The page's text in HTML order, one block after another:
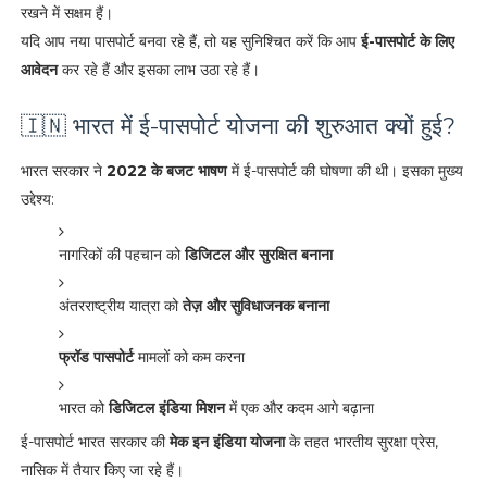
रखने में सक्षम हैं।
यदि आप नया पासपोर्ट बनवा रहे हैं, तो यह सुनिश्चित करें कि आपई-पासपोर्ट के लिए
आवेदनकर रहे हैं और इसका लाभ उठा रहे हैं।
🇮🇳 भारत में ई-पासपोर्ट योजना की शुरुआत क्यों हुई?
भारत सरकार ने 2022 के बजट भाषणमें ई-पासपोर्ट की घोषणा की थी। इसका मुख्य
उद्देश्य:
नागरिकों की पहचान कोडिजिटल और सुरक्षित बनाना
अंतरराष्ट्रीय यात्रा कोतेज़ और सुविधाजनक बनाना
फ्रॉड पासपोर्टमामलों को कम करना
भारत कोडिजिटल इंडिया मिशनमें एक और कदम आगे बढ़ाना
ई-पासपोर्ट भारत सरकार कीमेक इन इंडिया योजनाके तहत भारतीय सुरक्षा प्रेस,
नासिक में तैयार किए जा रहे हैं।